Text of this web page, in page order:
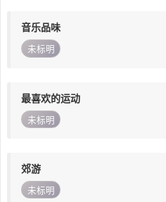
音乐品味
未标明
最喜欢的运动
未标明
郊游
未标明